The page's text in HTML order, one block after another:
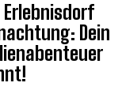
Erlebnisdorf
Dein